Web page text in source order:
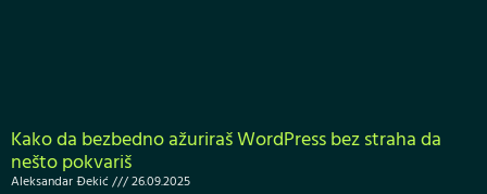
Kako da bezbedno ažuriraš WordPress bez straha da
nešto pokvariš
Aleksandar Đekić 26.09.2025